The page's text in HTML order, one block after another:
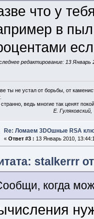
что у
в
редактирование: 13 Январь
ты не устал от борьбы, от
странно, ведь многие так ценят
E.
Re: Ломаем 3DOшные RSA
« Ответ #3 : 13 Январь 2010,
stalkerrr
когда